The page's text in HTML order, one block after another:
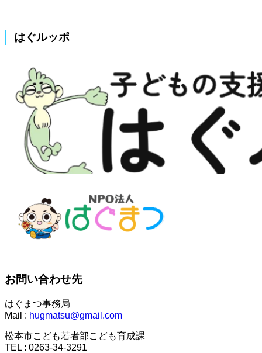
はぐルッポ
お問い合わせ先
はぐまつ事務局
Mail : hugmatsu@gmail.com
松本市こども若者部こども育成課
TEL : 0263-34-3291